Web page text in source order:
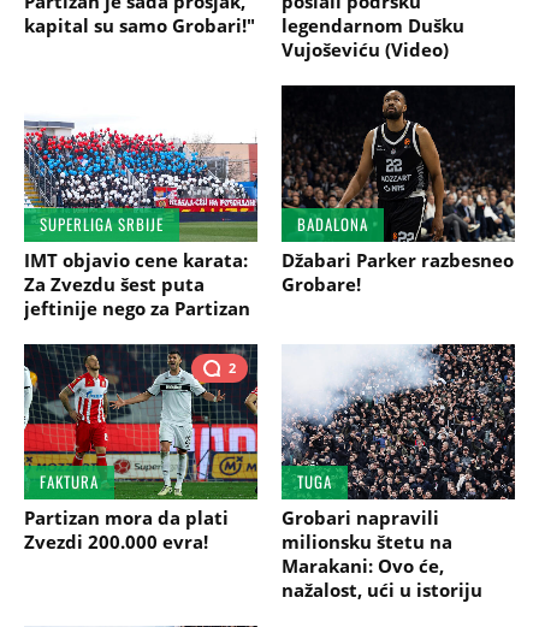
kapital su samo Grobari!"
legendarnom Dušku
Vujoševiću (Video)
SUPERLIGA SRBIJE
IMT objavio cene karata:
Za Zvezdu šest puta
jeftinije nego za Partizan
BADALONA
Džabari Parker razbesneo
Grobare!
2
FAKTURA
Partizan mora da plati
Zvezdi 200.000 evra!
TUGA
Grobari napravili
milionsku štetu na
Marakani: Ovo će,
nažalost, ući u istoriju